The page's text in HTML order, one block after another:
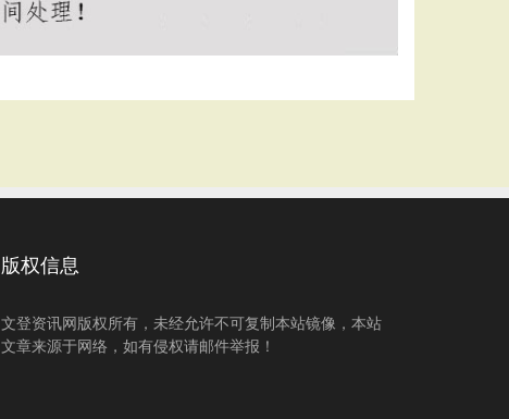
版权信息
文登资讯网版权所有，未经允许不可复制本站镜像，本站
文章来源于网络，如有侵权请邮件举报！